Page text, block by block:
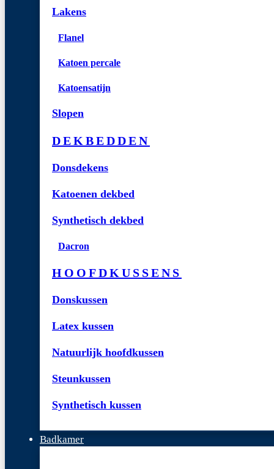
Lakens
Flanel
Katoen percale
Katoensatijn
Slopen
DEKBEDDEN
Donsdekens
Katoenen dekbed
Synthetisch dekbed
Dacron
HOOFDKUSSENS
Donskussen
Latex kussen
Natuurlijk hoofdkussen
Steunkussen
Synthetisch kussen
Badkamer